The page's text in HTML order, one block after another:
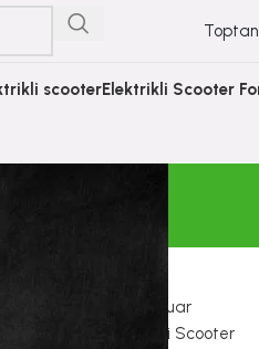
scooterElektrikli Scooter
E Scooter Aksesuar
Electron Elektrikli Scooter